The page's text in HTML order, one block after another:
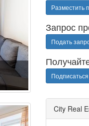
Разместить
Запрос
Подать
Подписаться
City Real